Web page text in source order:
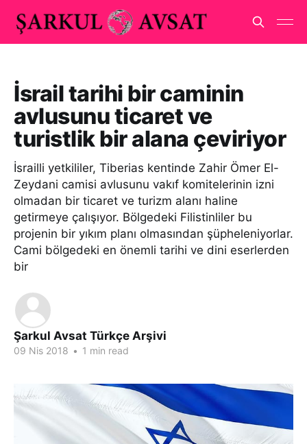
İsrail tarihi bir caminin
avlusunu ticaret ve
turistlik bir alana çeviriyor
İsrailli yetkililer, Tiberias kentinde Zahir Ömer El-
Zeydani camisi avlusunu vakıf komitelerinin izni
olmadan bir ticaret ve turizm alanı haline
getirmeye çalışıyor. Bölgedeki Filistinliler bu
projenin bir yıkım planı olmasından şüpheleniyorlar.
Cami bölgedeki en önemli tarihi ve dini eserlerden
bir
Şarkul Avsat Türkçe Arşivi
09 Nis 2018 • 1 min read